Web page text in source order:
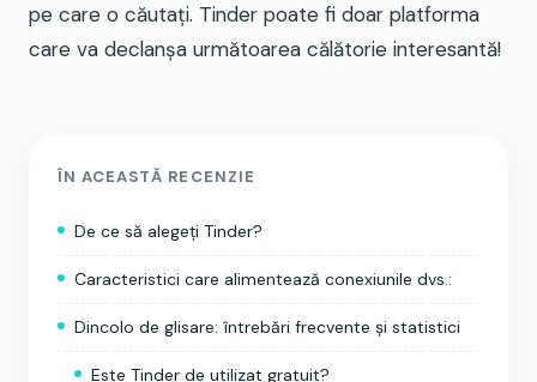
pe care o căutați. Tinder poate fi doar platforma
care va declanșa următoarea călătorie interesantă!
ÎN ACEASTĂ RECENZIE
De ce să alegeți Tinder?
Caracteristici care alimentează conexiunile dvs.:
Dincolo de glisare: întrebări frecvente și statistici
Este Tinder de utilizat gratuit?